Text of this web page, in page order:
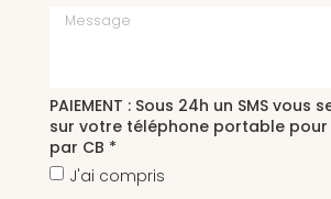
Message
PAIEMENT : Sous 24h un SMS vous
sur votre téléphone portable
par CB *
J'ai compris